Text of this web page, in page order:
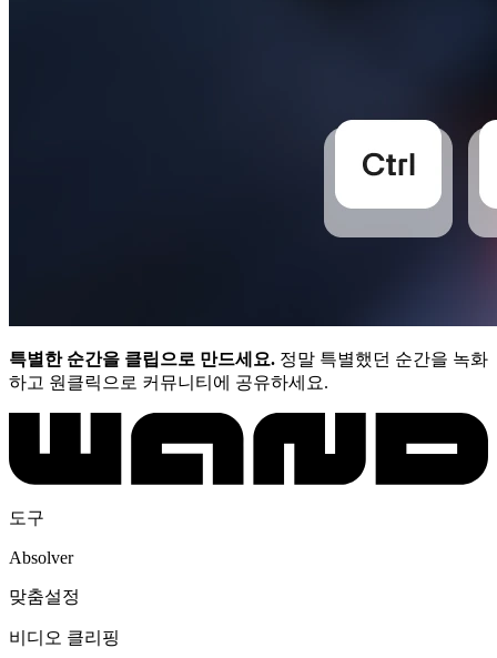
특별한 순간을 클립으로 만드세요. 정말 특별했던 순간을 녹화
하고 원클릭으로 커뮤니티에 공유하세요.
도구
Absolver
맞춤설정
비디오 클리핑